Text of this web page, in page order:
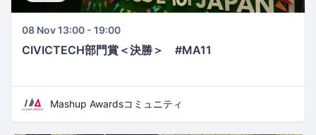
08 Nov 13:00 - 19:00
CIVICTECH部門賞＜決勝＞ #MA11
Mashup Awardsコミュニティ